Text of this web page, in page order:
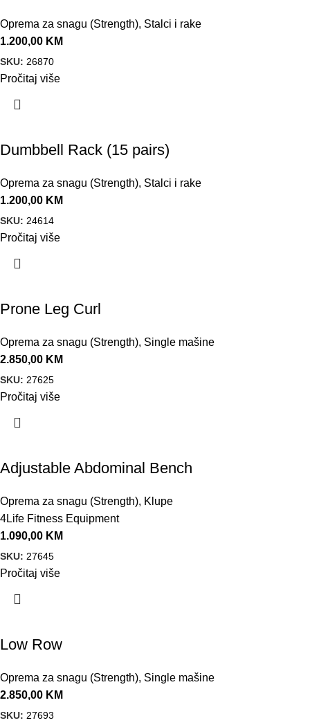
Oprema za snagu (Strength), Stalci i rake
1.200,00 KM
SKU: 26870
Pročitaj više
Dumbbell Rack (15 pairs)
Oprema za snagu (Strength), Stalci i rake
1.200,00 KM
SKU: 24614
Pročitaj više
Prone Leg Curl
Oprema za snagu (Strength), Single mašine
2.850,00 KM
SKU: 27625
Pročitaj više
Adjustable Abdominal Bench
Oprema za snagu (Strength), Klupe
4Life Fitness Equipment
1.090,00 KM
SKU: 27645
Pročitaj više
Low Row
Oprema za snagu (Strength), Single mašine
2.850,00 KM
SKU: 27693